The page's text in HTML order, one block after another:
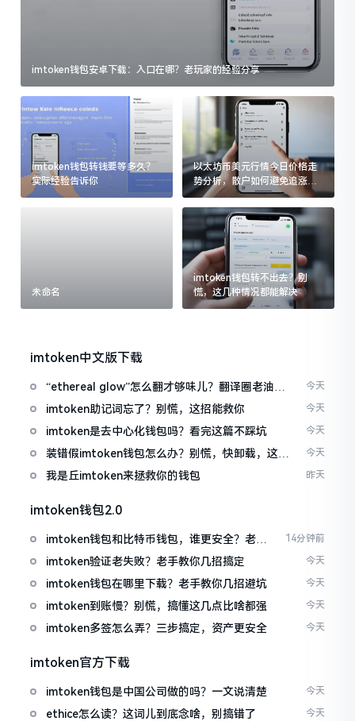
imtoken钱包安卓下载：入口在哪？老玩家的经验分享
imtoken钱包转钱要等多久？
实际经验告诉你
以太坊币美元行情今日价格走
势分析，散户如何避免追涨杀
跌被套牢
未命名
imtoken钱包转不出去？别
慌，这几种情况都能解决
imtoken中文版下载
“ethereal glow”怎么翻才够味儿？翻译圈老油条
的私房话
今天
imtoken助记词忘了？别慌，这招能救你 今天
imtoken是去中心化钱包吗？看完这篇不踩坑 今天
装错假imtoken钱包怎么办？别慌，快卸载，这几
招能救急
今天
我是丘imtoken来拯救你的钱包 昨天
imtoken钱包2.0
imtoken钱包和比特币钱包，谁更安全？老玩
家来聊聊
14分钟前
imtoken验证老失败？老手教你几招搞定 今天
imtoken钱包在哪里下载？老手教你几招避坑 今天
imtoken到账慢？别慌，搞懂这几点比啥都强 今天
imtoken多签怎么弄？三步搞定，资产更安全 今天
imtoken官方下载
imtoken钱包是中国公司做的吗？一文说清楚 今天
ethice怎么读？这词儿到底念啥，别搞错了 今天